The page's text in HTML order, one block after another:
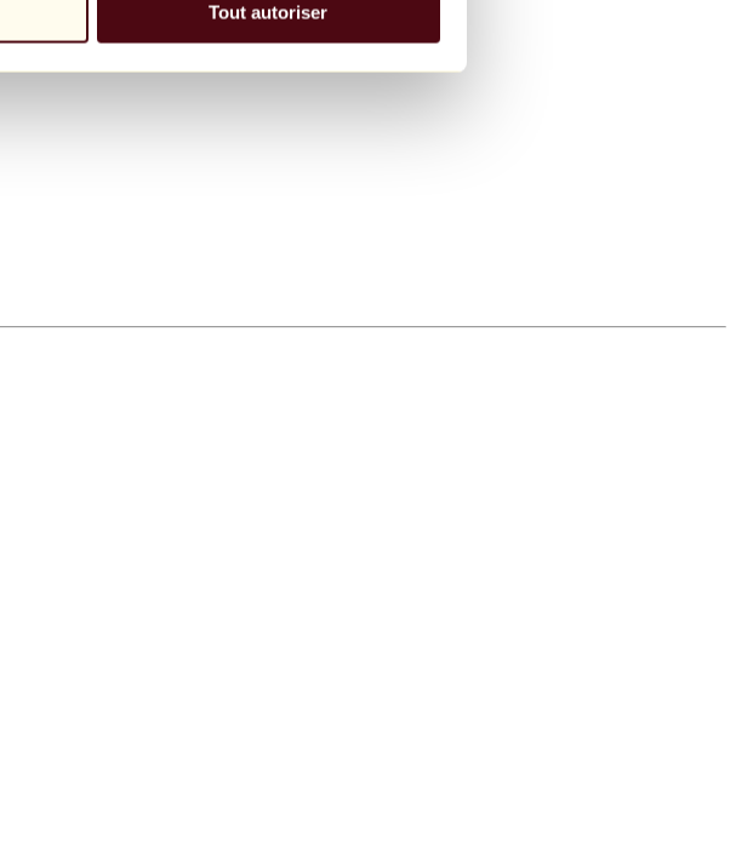
Tout autoriser